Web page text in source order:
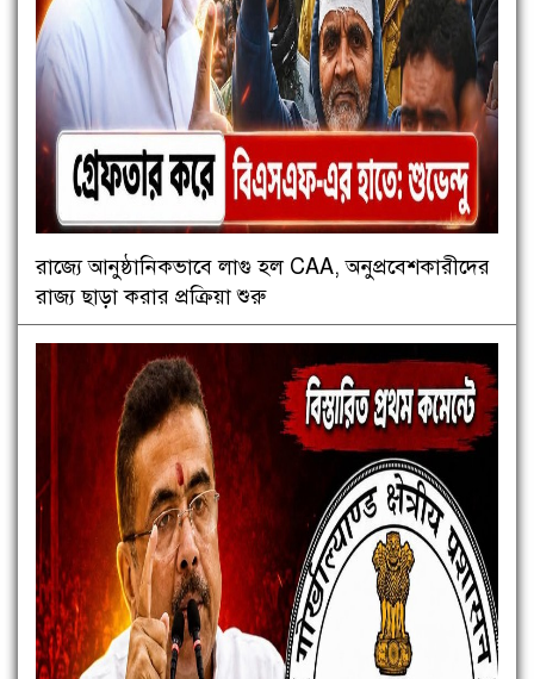
রাজ্যে আনুষ্ঠানিকভাবে লাগু হল CAA, অনুপ্রবেশকারীদের
রাজ্য ছাড়া করার প্রক্রিয়া শুরু